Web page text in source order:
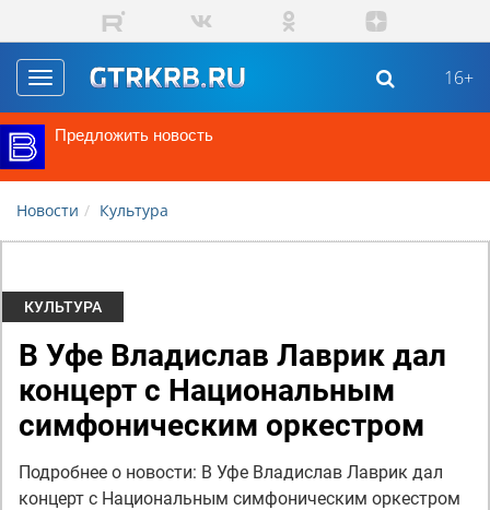
Перейти к основному содержанию
Toggle
navigation
16+
Предложить новость
Новости Культура
КУЛЬТУРА
В Уфе Владислав Лаврик дал
концерт с Национальным
симфоническим оркестром
Подробнее о новости: В Уфе Владислав Лаврик дал
концерт с Национальным симфоническим оркестром